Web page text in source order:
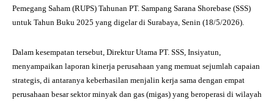
Pemegang Saham (RUPS) Tahunan PT. Sampang Sarana Shorebase (SSS)
untuk Tahun Buku 2025 yang digelar di Surabaya, Senin (18/5/2026).
Dalam kesempatan tersebut, Direktur Utama PT. SSS, Insiyatun,
menyampaikan laporan kinerja perusahaan yang memuat sejumlah capaian
strategis, di antaranya keberhasilan menjalin kerja sama dengan empat
perusahaan besar sektor minyak dan gas (migas) yang beroperasi di wilayah